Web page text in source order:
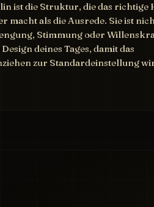
ist die Struktur, die das richtige
macht als die Ausrede. Sie ist
Stimmung oder
Design deines Tages, damit das
zur Standardeinstellung